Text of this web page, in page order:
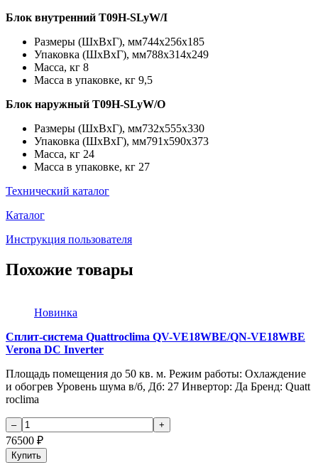
Блок внутренний T09H-SLyW/I
Размеры (ШхВхГ), мм744x256x185
Упаковка (ШхВхГ), мм788x314x249
Масса, кг 8
Масса в упаковке, кг 9,5
Блок наружный T09H-SLyW/O
Размеры (ШхВхГ), мм732x555x330
Упаковка (ШхВхГ), мм791x590x373
Масса, кг 24
Масса в упаковке, кг 27
Технический каталог
Каталог
Инструкция пользователя
Похожие товары
Новинка
Сплит-система Quattroclima QV-VE18WBE/QN-VE18WBE
Verona DC Inverter
Площадь помещения до 50 кв. м. Режим работы: Охлаждение
и обогрев Уровень шума в/б, Дб: 27 Инвертор: Да Бренд: Quatt
roclima
76500 ₽
Купить